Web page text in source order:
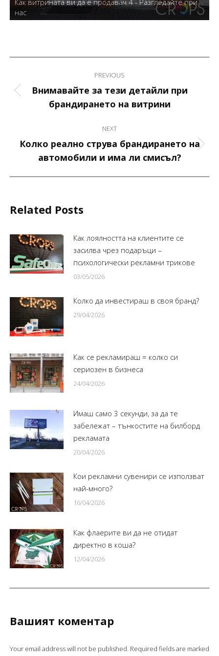
Как витрината ви да е продавач 5 - Разгледайте при
нас
navigation
PREVIOUS
Previous
post:
Внимавайте за тези детайли при
брандирането на витрини
NEXT
Next
post:
Колко реално струва брандирането на
автомобили и има ли смисъл?
Related Posts
Как лоялността на клиентите се
засилва чрез подаръци –
психологически рекламни трикове
03/05/2026
Колко да инвестираш в своя бранд?
29/04/2026
Как се рекламираш = колко си
сериозен в бизнеса
24/04/2026
Имаш само 3 секунди, за да те
забележат – тънкостите на билборд
рекламата
20/04/2026
Кои рекламни сувенири се използват
най-много?
16/04/2026
Как флаерите ви да не отидат
директно в коша?
12/04/2026
Вашият коментар
Your email address will not be published. Required fields are marked